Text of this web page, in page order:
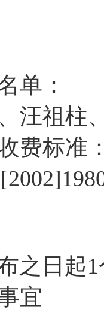
单：
汪祖柱
费标准
之日起
宜